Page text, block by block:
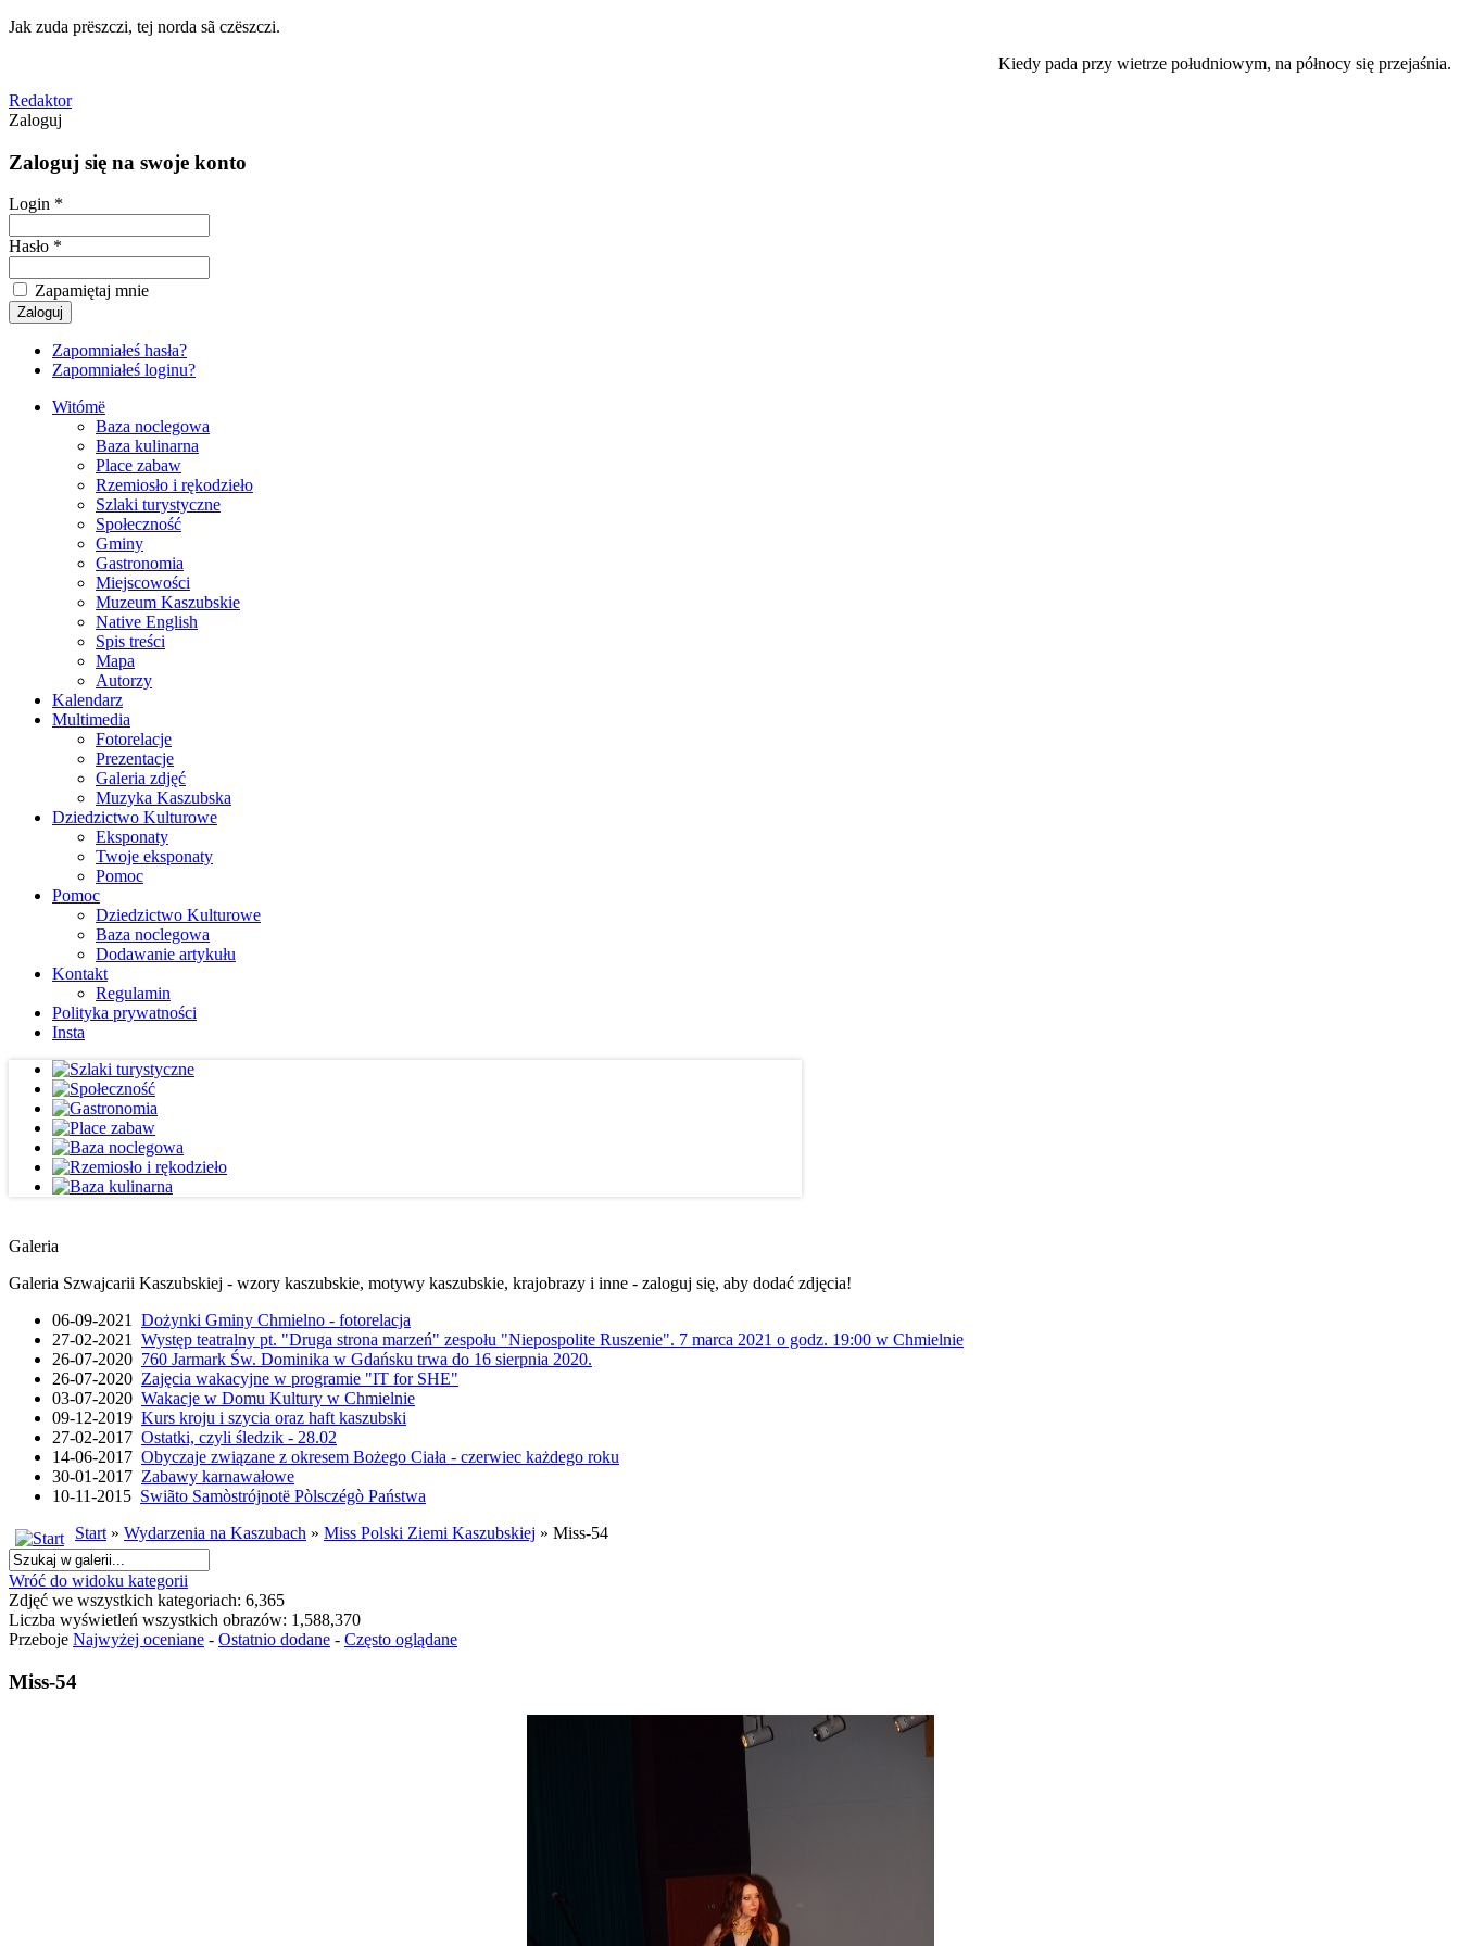
Jak zuda prëszczi, tej norda sã czëszczi.
Kiedy pada przy wietrze południowym, na północy się przejaśnia.
Redaktor
Zaloguj
Zaloguj się na swoje konto
Login *
Hasło *
Zapamiętaj mnie
Zapomniałeś hasła?
Zapomniałeś loginu?
Witómë
Baza noclegowa
Baza kulinarna
Place zabaw
Rzemiosło i rękodzieło
Szlaki turystyczne
Społeczność
Gminy
Gastronomia
Miejscowości
Muzeum Kaszubskie
Native English
Spis treści
Mapa
Autorzy
Kalendarz
Multimedia
Fotorelacje
Prezentacje
Galeria zdjęć
Muzyka Kaszubska
Dziedzictwo Kulturowe
Eksponaty
Twoje eksponaty
Pomoc
Pomoc
Dziedzictwo Kulturowe
Baza noclegowa
Dodawanie artykułu
Kontakt
Regulamin
Polityka prywatności
Insta
Galeria
Galeria Szwajcarii Kaszubskiej - wzory kaszubskie, motywy kaszubskie, krajobrazy i inne - zaloguj się, aby dodać zdjęcia!
06-09-2021 Dożynki Gminy Chmielno - fotorelacja
27-02-2021 Występ teatralny pt. "Druga strona marzeń" zespołu "Niepospolite Ruszenie". 7 marca 2021 o godz. 19:00 w Chmielnie
26-07-2020 760 Jarmark Św. Dominika w Gdańsku trwa do 16 sierpnia 2020.
26-07-2020 Zajęcia wakacyjne w programie "IT for SHE"
03-07-2020 Wakacje w Domu Kultury w Chmielnie
09-12-2019 Kurs kroju i szycia oraz haft kaszubski
27-02-2017 Ostatki, czyli śledzik - 28.02
14-06-2017 Obyczaje związane z okresem Bożego Ciała - czerwiec każdego roku
30-01-2017 Zabawy karnawałowe
10-11-2015 Swiãto Samòstrójnotë Pòlsczégò Państwa
Start» Wydarzenia na Kaszubach » Miss Polski Ziemi Kaszubskiej » Miss-54
Wróć do widoku kategorii
Zdjęć we wszystkich kategoriach: 6,365
Liczba wyświetleń wszystkich obrazów: 1,588,370
Przeboje Najwyżej oceniane - Ostatnio dodane - Często oglądane
Miss-54